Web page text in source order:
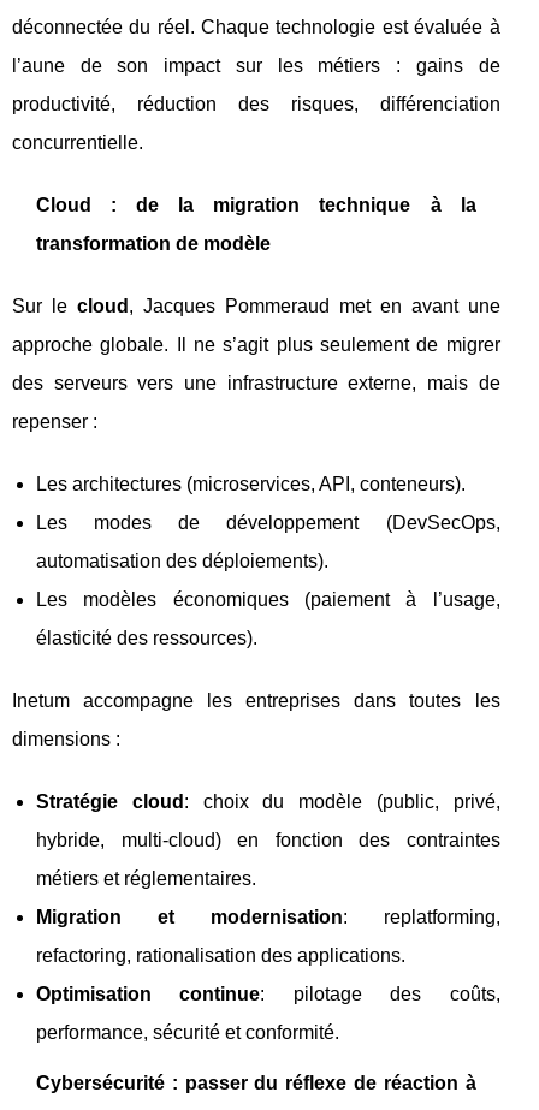
déconnectée du réel. Chaque technologie est évaluée à
l’aune de son impact sur les métiers : gains de
productivité, réduction des risques, différenciation
concurrentielle.
Cloud : de la migration technique à la
transformation de modèle
Sur le cloud , Jacques Pommeraud met en avant une
approche globale. Il ne s’agit plus seulement de migrer
des serveurs vers une infrastructure externe, mais de
repenser :
Les architectures (microservices, API, conteneurs).
Les modes de développement (DevSecOps,
automatisation des déploiements).
Les modèles économiques (paiement à l’usage,
élasticité des ressources).
Inetum accompagne les entreprises dans toutes les
dimensions :
Stratégie cloud : choix du modèle (public, privé,
hybride, multi-cloud) en fonction des contraintes
métiers et réglementaires.
Migration et modernisation: replatforming,
refactoring, rationalisation des applications.
Optimisation continue: pilotage des coûts,
performance, sécurité et conformité.
Cybersécurité : passer du réflexe de réaction à